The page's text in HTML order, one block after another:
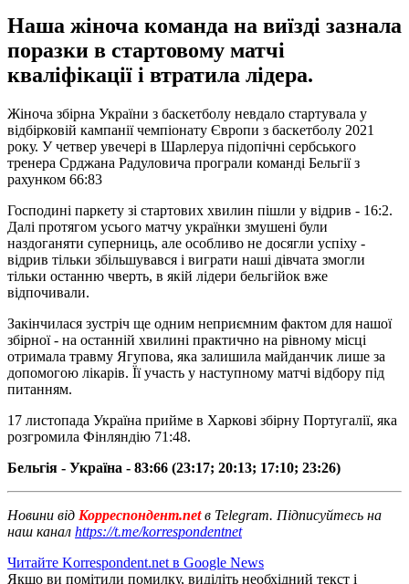
Наша жіноча команда на виїзді зазнала
поразки в стартовому матчі
кваліфікації і втратила лідера.
Жіноча збірна України з баскетболу невдало стартувала у
відбірковій кампанії чемпіонату Європи з баскетболу 2021
року. У четвер увечері в Шарлеруа підопічні сербського
тренера Срджана Радуловича програли команді Бельгії з
рахунком 66:83
Господині паркету зі стартових хвилин пішли у відрив - 16:2.
Далі протягом усього матчу українки змушені були
наздоганяти суперниць, але особливо не досягли успіху -
відрив тільки збільшувався і виграти наші дівчата змогли
тільки останню чверть, в якій лідери бельгійок вже
відпочивали.
Закінчилася зустріч ще одним неприємним фактом для нашої
збірної - на останній хвилині практично на рівному місці
отримала травму Ягупова, яка залишила майданчик лише за
допомогою лікарів. Її участь у наступному матчі відбору під
питанням.
17 листопада Україна прийме в Харкові збірну Португалії, яка
розгромила Фінляндію 71:48.
Бельгія - Україна - 83:66 (23:17; 20:13; 17:10; 23:26)
Новини від Корреспондент.netв Telegram. Підписуйтесь на
наш канал https://t.me/korrespondentnet
Читайте Korrespondent.net в Google News
Якщо ви помітили помилку, виділіть необхідний текст і